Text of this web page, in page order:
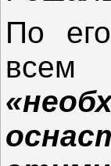
По
всем